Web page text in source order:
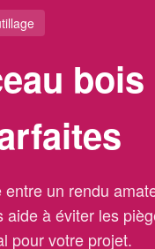
un rendu
aide à éviter les
pour votre projet.